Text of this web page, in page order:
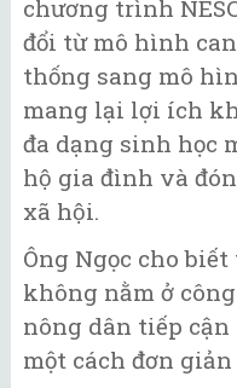
chương trình
đổi từ mô hình
thống sang mô
mang lại lợi ích
đa dạng sinh học
hộ gia đình và
xã hội.
Ông Ngọc cho
không nằm ở
nông dân tiếp
một cách đơn